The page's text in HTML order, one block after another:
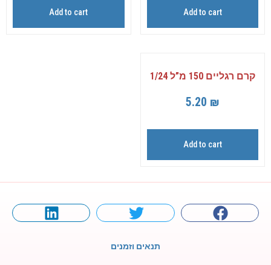
Add to cart
Add to cart
קרם רגליים 150 מ”ל 1/24
5.20 ₪
Add to cart
תנאים וזמנים